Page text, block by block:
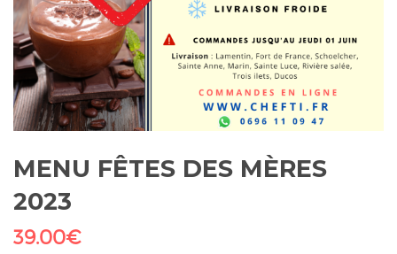
MENU FÊTES DES MÈRES
2023
39.00€